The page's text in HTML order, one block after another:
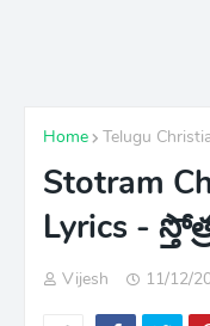
Home Telugu
Stotram
Lyrics -
Vijesh 11/12/